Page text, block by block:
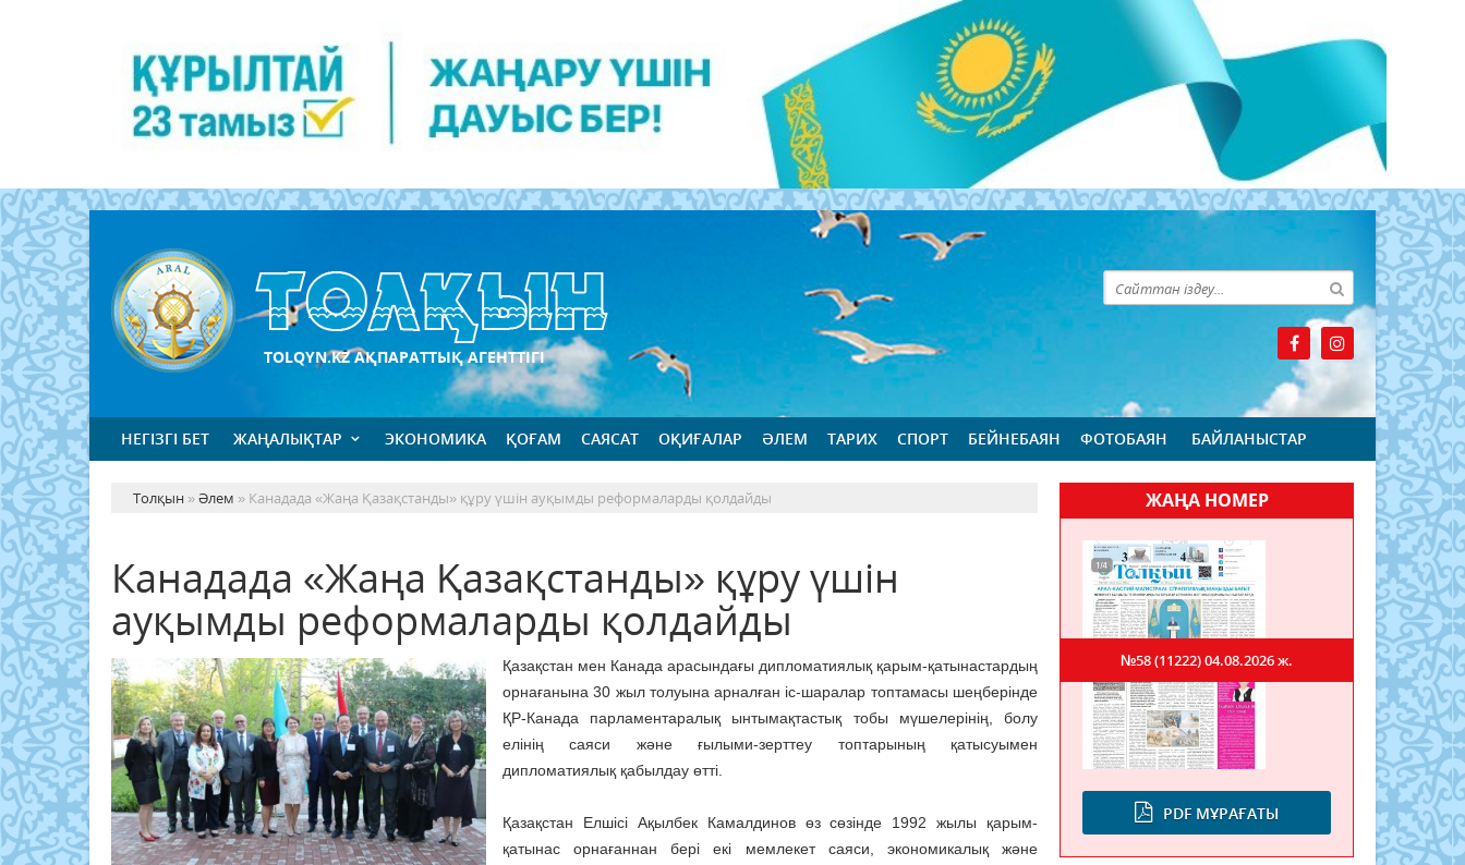
TOLQYN.KZ АҚПАРАТТЫҚ АГЕНТТІГІ
НЕГІЗГІ БЕТ ЖАҢАЛЫҚТАР ЭКОНОМИКА ҚОҒАМ САЯСАТ ОҚИҒАЛАР ӘЛЕМ ТАРИХ СПОРТ БЕЙНЕБАЯН ФОТОБАЯН БАЙЛАНЫСТАР
Толқын »Әлем » Канадада «Жаңа Қазақстанды» құру үшін ауқымды реформаларды қолдайды
Канадада «Жаңа Қазақстанды» құру үшін
ауқымды реформаларды қолдайды
Қазақстан мен Канада арасындағы дипломатиялық қарым-қатынастардың
орнағанына 30 жыл толуына арналған іс-шаралар топтамасы шеңберінде
ҚР-Канада парламентаралық ынтымақтастық тобы мүшелерінің, болу
елінің саяси және ғылыми-зерттеу топтарының қатысуымен
дипломатиялық қабылдау өтті.
Қазақстан Елшісі Ақылбек Камалдинов өз сөзінде 1992 жылы қарым-
қатынас орнағаннан бері екі мемлекет саяси, экономикалық және
ЖАҢА НОМЕР
PDF МҰРАҒАТЫ
№58 (11222)04.08.2026 ж.